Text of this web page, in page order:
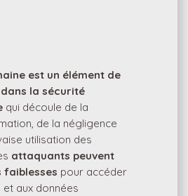
est un élément de
la sécurité
qui découle de la
de la négligence
utilisation des
attaquants peuvent
faiblesses pour accéder
aux données